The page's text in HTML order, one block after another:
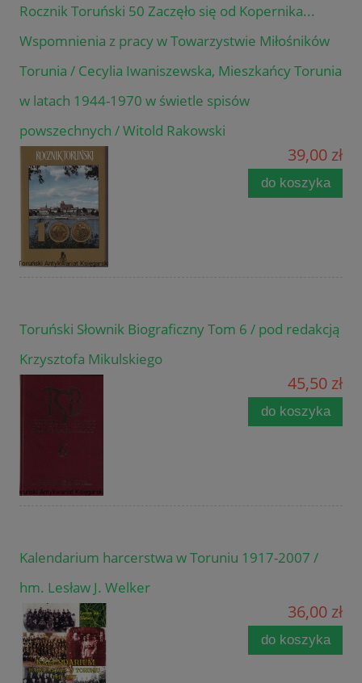
Rocznik Toruński 50 Zaczęło się od Kopernika...
Wspomnienia z pracy w Towarzystwie Miłośników
Torunia / Cecylia Iwaniszewska, Mieszkańcy Torunia
w latach 1944-1970 w świetle spisów
powszechnych / Witold Rakowski
39,00 zł
do koszyka
Toruński Słownik Biograficzny Tom 6 / pod redakcją
Krzysztofa Mikulskiego
45,50 zł
do koszyka
Kalendarium harcerstwa w Toruniu 1917-2007 /
hm. Lesław J. Welker
36,00 zł
do koszyka